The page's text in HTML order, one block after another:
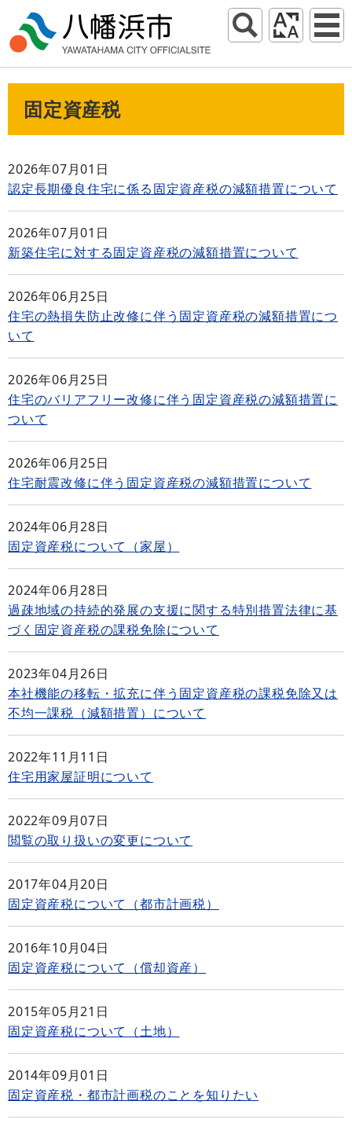
固定資産税
2026年07月01日
認定長期優良住宅に係る固定資産税の減額措置について
2026年07月01日
新築住宅に対する固定資産税の減額措置について
2026年06月25日
住宅の熱損失防止改修に伴う固定資産税の減額措置につ
いて
2026年06月25日
住宅のバリアフリー改修に伴う固定資産税の減額措置に
ついて
2026年06月25日
住宅耐震改修に伴う固定資産税の減額措置について
2024年06月28日
固定資産税について（家屋）
2024年06月28日
過疎地域の持続的発展の支援に関する特別措置法律に基
づく固定資産税の課税免除について
2023年04月26日
本社機能の移転・拡充に伴う固定資産税の課税免除又は
不均一課税（減額措置）について
2022年11月11日
住宅用家屋証明について
2022年09月07日
閲覧の取り扱いの変更について
2017年04月20日
固定資産税について（都市計画税）
2016年10月04日
固定資産税について（償却資産）
2015年05月21日
固定資産税について（土地）
2014年09月01日
固定資産税・都市計画税のことを知りたい